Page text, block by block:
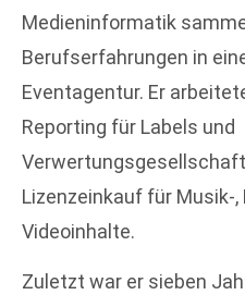
Medieninformatik
Berufserfahrungen in
Eventagentur. Er
Reporting für Labels und
Lizenzeinkauf für Musik-,
Videoinhalte.
Zuletzt war er sieben